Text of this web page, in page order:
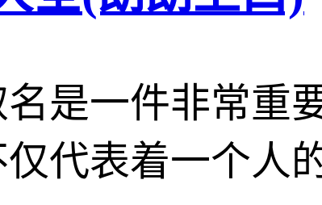
是一件非常重
代表着一个人